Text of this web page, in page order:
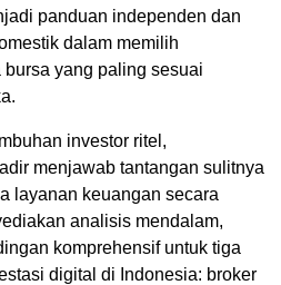
panduan independen dan
dalam memilih
yang paling sesuai
investor ritel,
menjawab tantangan sulitnya
layanan keuangan secara
analisis mendalam,
komprehensif untuk tiga
digital di Indonesia: broker